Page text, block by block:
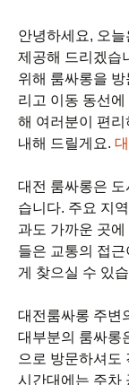
안녕하세요, 오
제공해 드리겠습
위해 룸싸롱을
리고 이동 동선
해 여러분이 편
내해 드릴게요.
대전 룸싸롱은
습니다. 주요 지
과도 가까운 곳
들은 교통의 접
게 찾으실 수 있
대전룸싸롱 주변
대부분의 룸싸롱
으로 방문하셔도
시간대에는 주차